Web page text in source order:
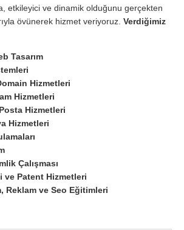
etkileyici ve dinamik olduğunu gerçekten
övünerek hizmet veriyoruz. Verdiğimiz
Tasarım
Hizmetleri
Hizmetleri
Hizmetleri
Hizmetleri
Çalışması
ve Patent Hizmetleri
Reklam ve Seo Eğitimleri